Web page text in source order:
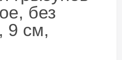
без
9 см,